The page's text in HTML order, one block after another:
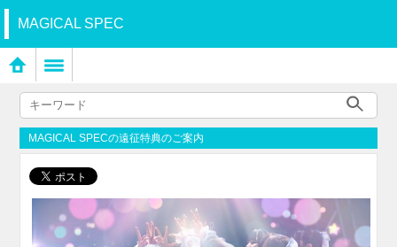
MAGICAL SPEC
MAGICAL SPECの遠征特典のご案内